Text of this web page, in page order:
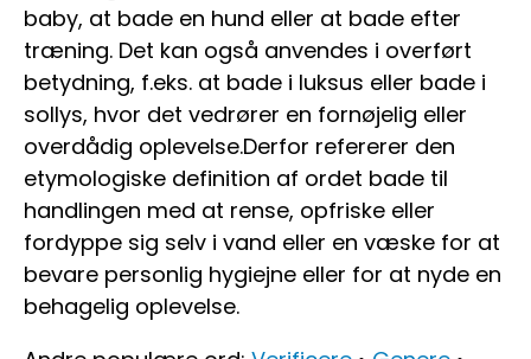
baby, at bade en hund eller at bade efter
træning. Det kan også anvendes i overført
betydning, f.eks. at bade i luksus eller bade i
sollys, hvor det vedrører en fornøjelig eller
overdådig oplevelse.Derfor refererer den
etymologiske definition af ordet bade til
handlingen med at rense, opfriske eller
fordyppe sig selv i vand eller en væske for at
bevare personlig hygiejne eller for at nyde en
behagelig oplevelse.